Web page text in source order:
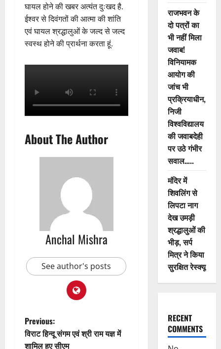
घायल होने की खबर अत्यंत दुःखद है.
ईश्वर से दिवंगतों की आत्मा की शांति
एवं घायल श्रद्धालुओं के जल्द से जल्द
स्वस्थ होने की प्रार्थना करता हूं.
About The Author
Anchal Mishra
See author's posts
P
Previous:
विराट हिन्दू संगम एवं श्री राम यज्ञ में
शामिल हुए सीएम
राजभवन के
दो पत्रों का
भी नहीं मिला
जवाब!
विनियामक
आयोग की
जांच भी
प्रक्रियाधीन,
निजी
विश्वविद्यालय
की जवाबदेही
पर उठे गंभीर
सवाल…..
मंदिर में
शिवलिंग से
लिपटा नाग
देख उमड़ी
श्रद्धालुओं की
भीड़, सर्प
मित्र ने किया
सुरक्षित रेस्क्यू
RECENT
COMMENTS